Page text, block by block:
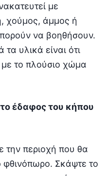
με
χούμος, άμμος ή
να βοηθήσουν.
υλικά είναι ότι
το πλούσιο χώμα
έδαφος του κήπου
την περιοχή που θα
φθινόπωρο. Σκάψτε το